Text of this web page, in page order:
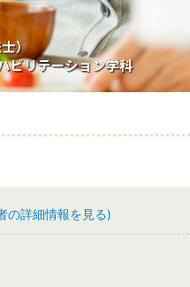
の詳細情報を見る)